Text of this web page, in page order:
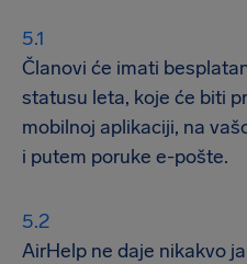
Članovi će imati
statusu leta, koje će biti
mobilnoj aplikaciji, na
i putem poruke e-pošte.
AirHelp ne daje nikakvo